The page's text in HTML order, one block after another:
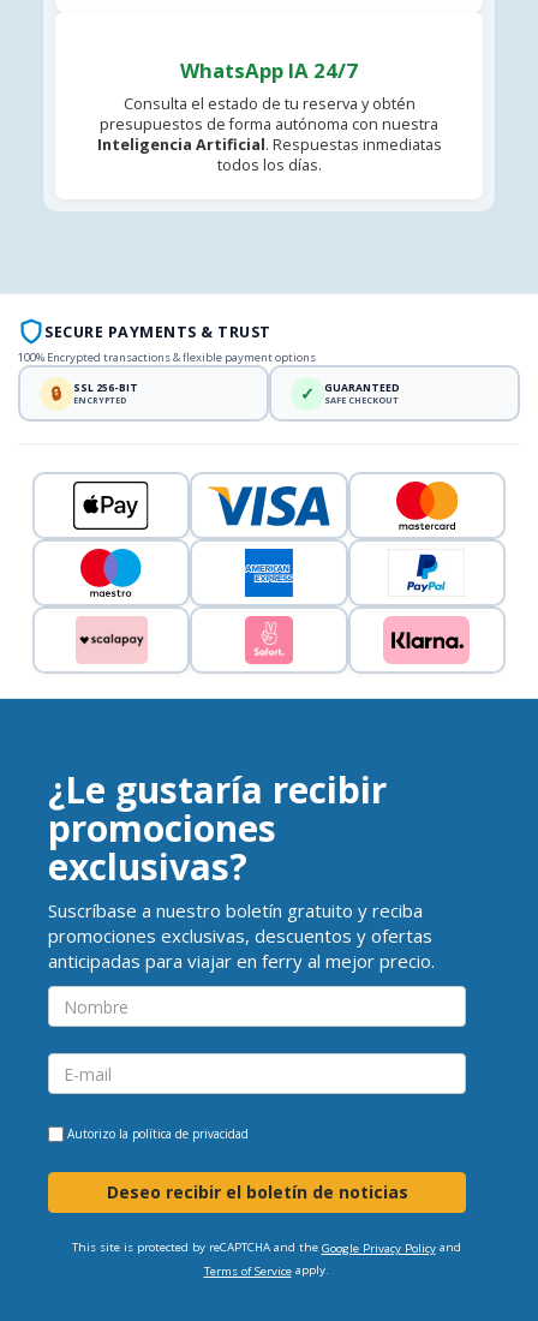
WhatsApp IA 24/7
Consulta el estado de tu reserva y obtén
presupuestos de forma autónoma con nuestra
Inteligencia Artificial. Respuestas inmediatas
todos los días.
SECURE PAYMENTS & TRUST
100% Encrypted transactions & flexible payment options
🔒 SSL 256-BIT
ENCRYPTED ✓ GUARANTEED
SAFE CHECKOUT
¿Le gustaría recibir
promociones
exclusivas?
Suscríbase a nuestro boletín gratuito y reciba
promociones exclusivas, descuentos y ofertas
anticipadas para viajar en ferry al mejor precio.
Autorizo la política de privacidad
Deseo recibir el boletín de noticias
This site is protected by reCAPTCHA and the Google Privacy Policyand
Terms of Serviceapply.